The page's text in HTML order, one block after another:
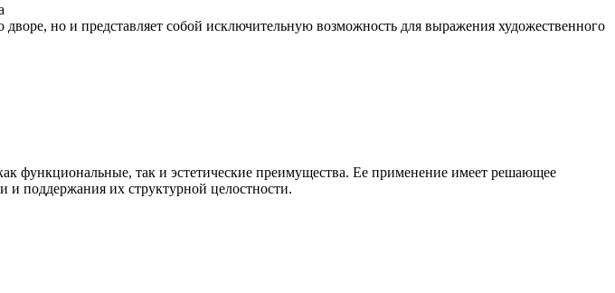
но и представляет собой исключительную возможность для выражения художественного
функциональные, так и эстетические преимущества. Ее применение имеет решающее
и поддержания их структурной целостности.